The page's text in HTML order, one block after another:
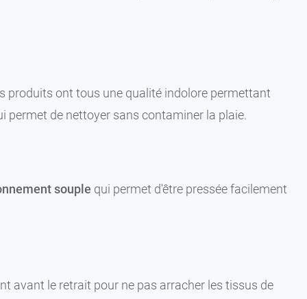
produits ont tous une qualité indolore permettant
permet de nettoyer sans contaminer la plaie.
souple qui permet d'être pressée facilement
avant le retrait pour ne pas arracher les tissus de